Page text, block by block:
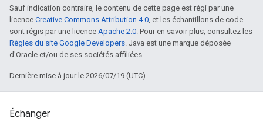
Sauf indication contraire, le contenu de cette page est régi par une
licence Creative Commons Attribution 4.0, et les échantillons de code
sont régis par une licence Apache 2.0. Pour en savoir plus, consultez les
Règles du site Google Developers. Java est une marque déposée
d'Oracle et/ou de ses sociétés affiliées.
Dernière mise à jour le 2026/07/19 (UTC).
Échanger